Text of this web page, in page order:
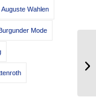
Auguste Wahlen
Mode